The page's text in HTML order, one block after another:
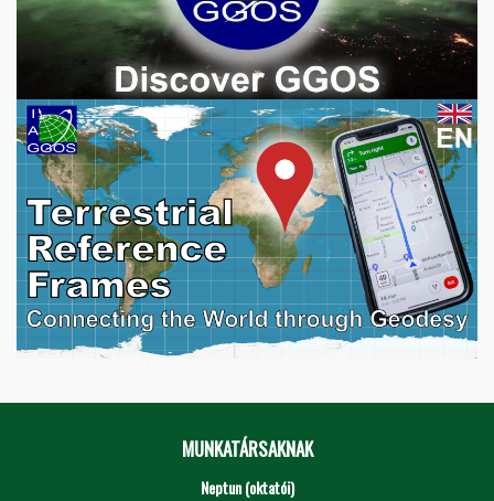
MUNKATÁRSAKNAK
Neptun (oktatói)